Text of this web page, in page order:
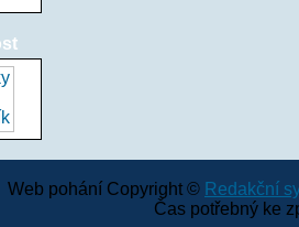
Web pohání Copyright © Redakční
Čas potřebný ke